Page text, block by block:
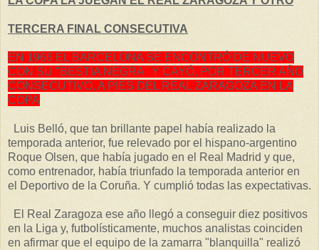
TERCERA FINAL CONSECUTIVA
EN 1966 EL BARCELONA SE ENCONTRÓ DE NUEVO
CON SU "BESTIA NEGRA" Y CAYÓ, POR TERCER AÑO
CONSECUTIVO, A PIES DEL REAL ZARAGOZA EN LA
COPA
Luis Belló, que tan brillante papel había realizado la
temporada anterior, fue relevado por el hispano-argentino
Roque Olsen, que había jugado en el Real Madrid y que,
como entrenador, había triunfado la temporada anterior en
el Deportivo de la Coruña. Y cumplió todas las expectativas.
El Real Zaragoza ese año llegó a conseguir diez positivos
en la Liga y, futbolísticamente, muchos analistas coinciden
en afirmar que el equipo de la zamarra "blanquilla" realizó